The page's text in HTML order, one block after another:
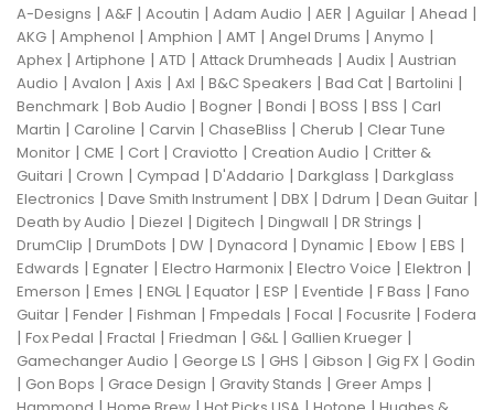
A-Designs | A&F | Acoutin | Adam Audio | AER | Aguilar | Ahead |
AKG | Amphenol | Amphion | AMT | Angel Drums | Anymo |
Aphex | Artiphone | ATD | Attack Drumheads | Audix | Austrian
Audio | Avalon | Axis | Axl | B&C Speakers | Bad Cat | Bartolini |
Benchmark | Bob Audio | Bogner | Bondi | BOSS | BSS | Carl
Martin | Caroline | Carvin | ChaseBliss | Cherub | Clear Tune
Monitor | CME | Cort | Craviotto | Creation Audio | Critter &
Guitari | Crown | Cympad | D'Addario | Darkglass | Darkglass
Electronics | Dave Smith Instrument | DBX | Ddrum | Dean Guitar |
Death by Audio | Diezel | Digitech | Dingwall | DR Strings |
DrumClip | DrumDots | DW | Dynacord | Dynamic | Ebow | EBS |
Edwards | Egnater | Electro Harmonix | Electro Voice | Elektron |
Emerson | Emes | ENGL| Equator | ESP | Eventide | F Bass | Fano
Guitar | Fender | Fishman | Fmpedals | Focal | Focusrite | Fodera
| Fox Pedal | Fractal | Friedman | G&L| Gallien Krueger |
Gamechanger Audio | George LS | GHS | Gibson | Gig FX | Godin
| Gon Bops | Grace Design | Gravity Stands | Greer Amps |